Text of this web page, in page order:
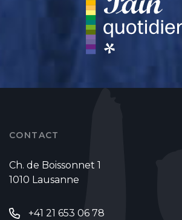
CONTACT
Ch. de Boissonnet 1
1010 Lausanne
+41 21 653 06 78